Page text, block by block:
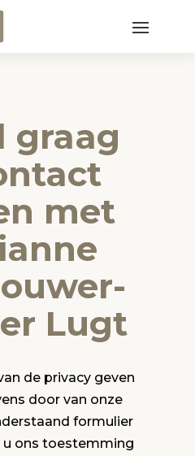
graag
met
Lugt
de privacy geven
door van onze
formulier
u ons toestemming